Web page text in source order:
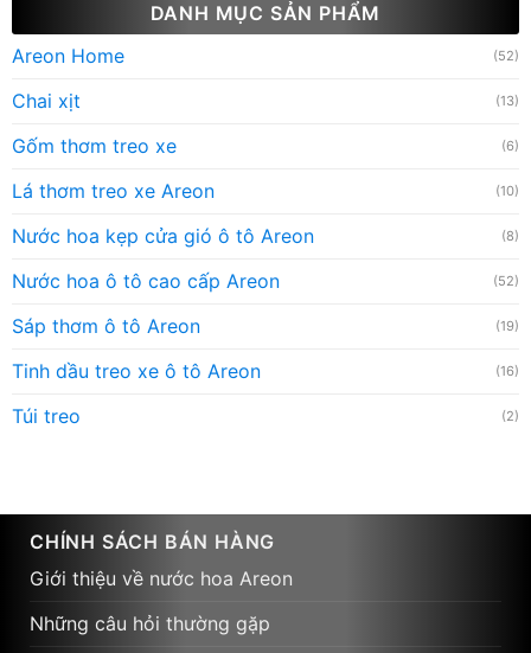
DANH MỤC SẢN PHẨM
Areon Home
(52)
Chai xịt (13)
Gốm thơm treo xe (6)
Lá thơm treo xe Areon (10)
Nước hoa kẹp cửa gió ô tô Areon (8)
Nước hoa ô tô cao cấp Areon (52)
Sáp thơm ô tô Areon (19)
Tinh dầu treo xe ô tô Areon (16)
Túi treo (2)
CHÍNH SÁCH BÁN HÀNG
Giới thiệu về nước hoa Areon
Những câu hỏi thường gặp